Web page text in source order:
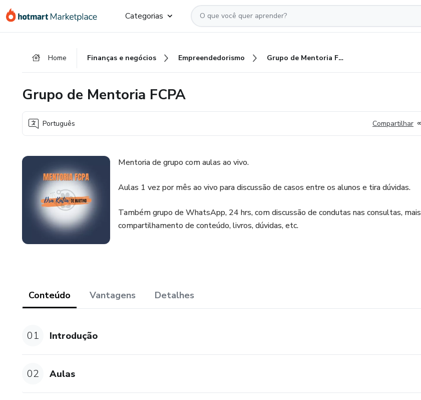
para
para
para
Categorias
Home Finanças e negócios Empreendedorismo Grupo de Mentoria FCPA
Grupo de Mentoria FCPA
Português Compartilhar
Mentoria de grupo com aulas ao vivo.
Aulas 1 vez por mês ao vivo para discussão de casos entre os alunos e tira dúvidas.
Também grupo de WhatsApp, 24 hrs, com discussão de condutas nas consultas, mais
compartilhamento de conteúdo, livros, dúvidas, etc.
Conteúdo Vantagens Detalhes
01 Introdução
02 Aulas